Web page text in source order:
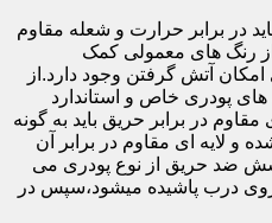
در برابر حرارت و شعله مقاوم
رنگ های معمولی کمک
آتش گرفتن وجود دارد.از
های پودری خاص و استاندارد
در برابر حریق باید به گونه
و لایه ای مقاوم در برابر آن
ضد حریق از نوع پودری می
روی درب پاشیده میشود،سپس در